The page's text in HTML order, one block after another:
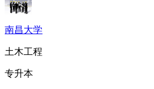
南昌大学
土木工程
专升本